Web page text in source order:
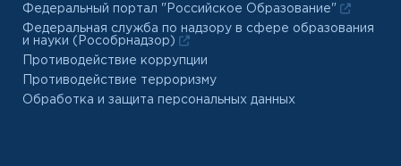
Федеральный портал "Российское Образование"
Федеральная служба по надзору в сфере образования
и науки (Рособрнадзор)
Противодействие коррупции
Противодействие терроризму
Обработка и защита персональных данных